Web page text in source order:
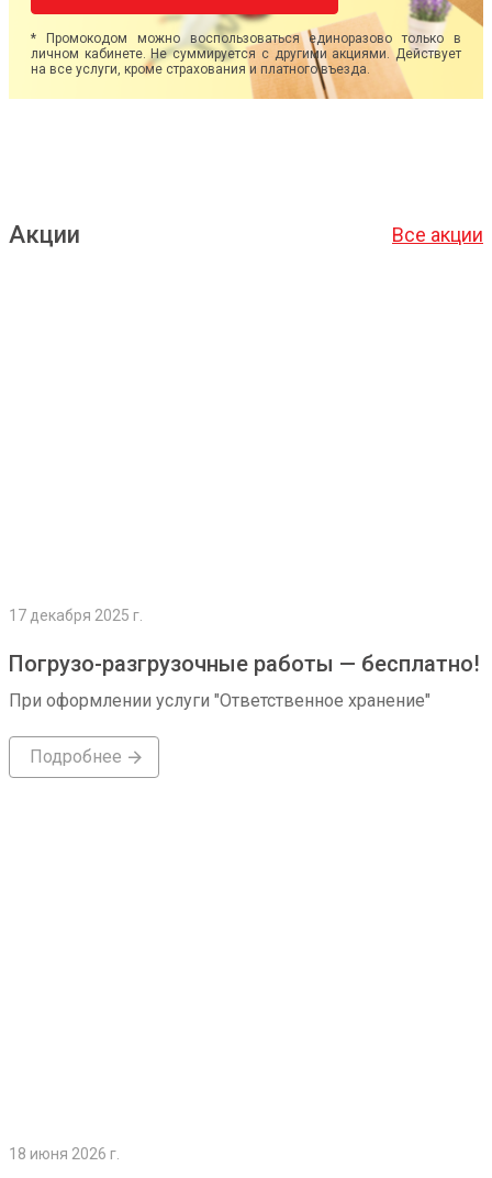
* Промокодом можно воспользоваться единоразово только в
личном кабинете. Не суммируется с другими акциями. Действует
на все услуги, кроме страхования и платного въезда.
Акции Все акции
17 декабря 2025 г.
Погрузо-разгрузочные работы — бесплатно!
При оформлении услуги "Ответственное хранение"
Подробнее
18 июня 2026 г.